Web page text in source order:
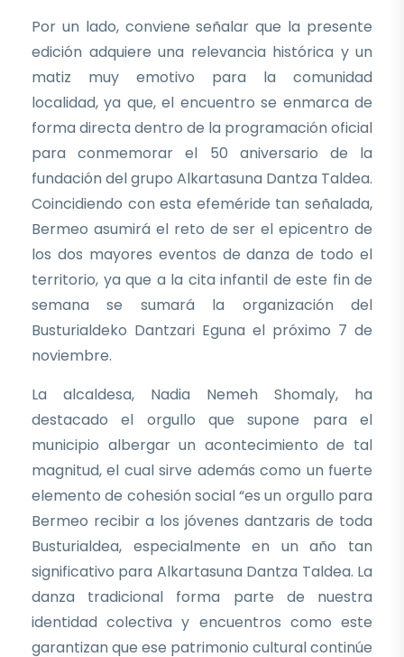
Por un lado, conviene señalar que la presente
edición adquiere una relevancia histórica y un
matiz muy emotivo para la comunidad
localidad, ya que, el encuentro se enmarca de
forma directa dentro de la programación oficial
para conmemorar el 50 aniversario de la
fundación del grupo Alkartasuna Dantza Taldea.
Coincidiendo con esta efeméride tan señalada,
Bermeo asumirá el reto de ser el epicentro de
los dos mayores eventos de danza de todo el
territorio, ya que a la cita infantil de este fin de
semana se sumará la organización del
Busturialdeko Dantzari Eguna el próximo 7 de
noviembre.
La alcaldesa, Nadia Nemeh Shomaly, ha
destacado el orgullo que supone para el
municipio albergar un acontecimiento de tal
magnitud, el cual sirve además como un fuerte
elemento de cohesión social “es un orgullo para
Bermeo recibir a los jóvenes dantzaris de toda
Busturialdea, especialmente en un año tan
significativo para Alkartasuna Dantza Taldea. La
danza tradicional forma parte de nuestra
identidad colectiva y encuentros como este
garantizan que ese patrimonio cultural continúe